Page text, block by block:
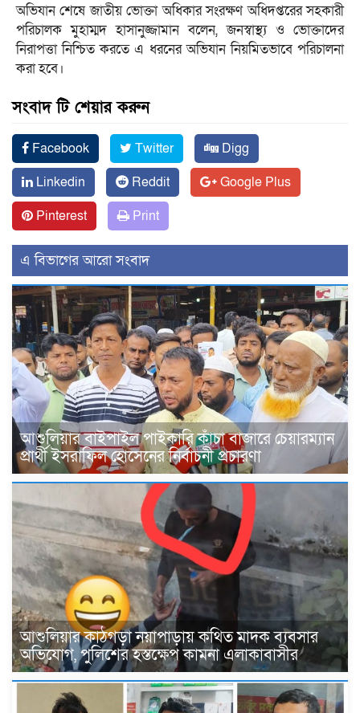
অভিযান শেষে জাতীয় ভোক্তা অধিকার সংরক্ষণ অধিদপ্তরের সহকারী
পরিচালক মুহাম্মদ হাসানুজ্জামান বলেন, জনস্বাস্থ্য ও ভোক্তাদের
নিরাপত্তা নিশ্চিত করতে এ ধরনের অভিযান নিয়মিতভাবে পরিচালনা
করা হবে।
সংবাদ টি শেয়ার করুন
Facebook Twitter
Digg
Linkedin
Reddit
Google Plus
Pinterest
Print
এ বিভাগের আরো সংবাদ
আশুলিয়ার বাইপাইল পাইকারি কাঁচা বাজারে চেয়ারম্যান
প্রার্থী ইসরাফিল হোসেনের নির্বাচনী প্রচারণা
আশুলিয়ার কাঠগড়া নয়াপাড়ায় কথিত মাদক ব্যবসার
অভিযোগ, পুলিশের হস্তক্ষেপ কামনা এলাকাবাসীর